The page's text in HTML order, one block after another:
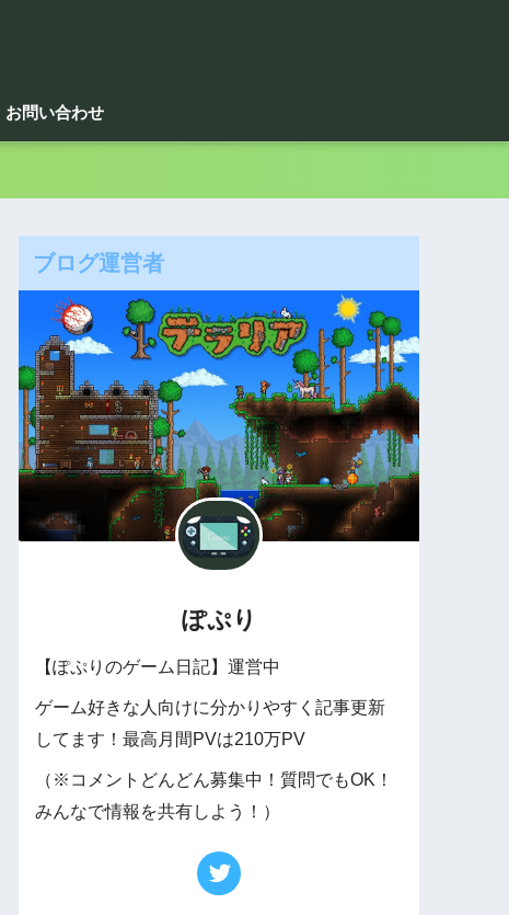
お問い合わせ
ブログ運営者
ぽぷり
【ぽぷりのゲーム日記】運営中
ゲーム好きな人向けに分かりやすく記事更新
してます！最高月間PVは210万PV
（※コメントどんどん募集中！質問でもOK！
みんなで情報を共有しよう！）